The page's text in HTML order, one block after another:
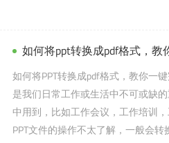
如何将ppt转换成pdf格式，教
如何将PPT转换成pdf格式，教你一
是我们日常工作或生活中不可或缺
中用到，比如工作会议，工作培训
PPT文件的操作不太了解，一般会转